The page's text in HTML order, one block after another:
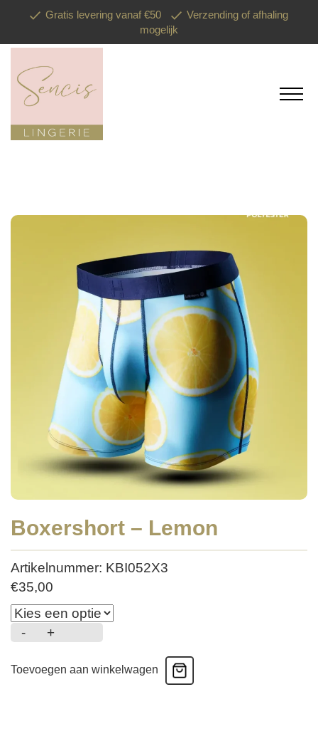
Gratis levering vanaf €50
Verzending of afhaling
mogelijk
Boxershort – Lemon
Artikelnummer: KBI052X3
€35,00
-
Boxershort
Lemon
+
Toevoegen aan winkelwagen